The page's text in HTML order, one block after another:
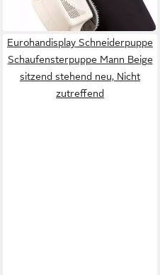
in 2-3 Werktagen bei dir
Eurohandisplay Schneiderpuppe
Schaufensterpuppe Mann Beige
sitzend stehend neu, Nicht
zutreffend